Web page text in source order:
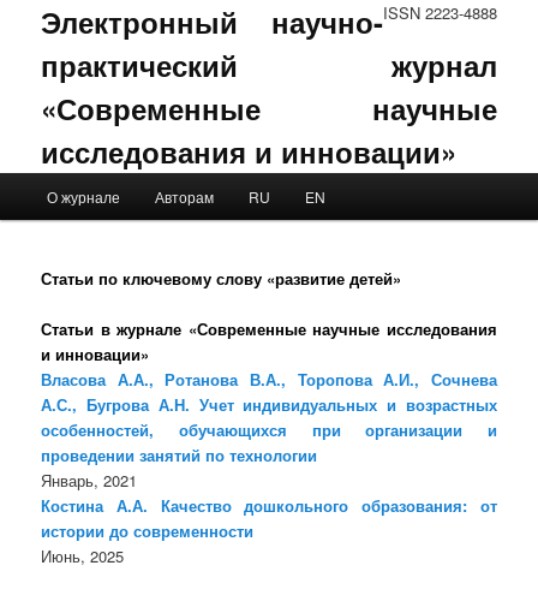
ISSN 2223-4888
Электронный научно-
практический журнал
«Современные научные
исследования и инновации»
Skip to primary content
Skip to secondary content
О журнале Авторам RU EN
Статьи по ключевому слову «развитие детей»
Статьи в журнале «Современные научные исследования
и инновации»
Власова А.А., Ротанова В.А., Торопова А.И., Сочнева
А.С., Бугрова А.Н. Учет индивидуальных и возрастных
особенностей, обучающихся при организации и
проведении занятий по технологии
Январь, 2021
Костина А.А. Качество дошкольного образования: от
истории до современности
Июнь, 2025